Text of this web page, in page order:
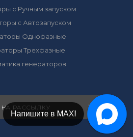
с Ручным запуском
с Автозапуском
Однофазные
Трехфазные
генераторов
РАССЫЛКУ
Напишите в МАХ!